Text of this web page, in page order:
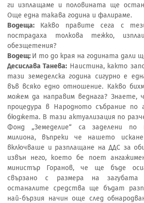
ги изплащаме и половината ще
Още една такава година и фалираме.
Водеща: Какво правите сега с
пострадаха толкова тежко,
обезщетения?
Водещ: И то до края на годината дали
Десислава Танева: Наистина, както
тази земеделска година сигурно е
във всяко едно отношение. Какво
можем да направим веднага?
процедура в Народното събрание по
бюджета. В тази актуализация по
Фонд „Земеделие“ са заделени по
милиона, въпреки че нашето
включваше и разплащане на ДДС за
извън него, което бе поет
министър Горанов, че ще бъде
свързано с размера на
останалите средства ще бъдат
най-бързия начин още след